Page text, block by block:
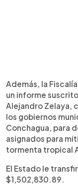
Además, la
un informe
Alejandro Zelaya,
los gobiernos
Conchagua, para
asignados para
tormenta tropical
El Estado le
$1,502,830.89.